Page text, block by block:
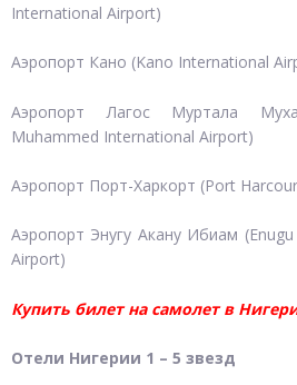
International Airport)
Аэропорт Кано (Kano International
Аэропорт Лагос Муртала
Muhammed International Airport)
Аэропорт Порт-Харкорт (Port
Аэропорт Энугу Акану Ибиам
Airport)
Купить билет на самолет в
Отели Нигерии 1 – 5 звезд